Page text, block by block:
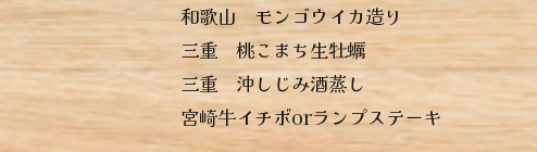
︎和歌山 モンゴウイカ造り
︎三重 桃こまち生牡蠣
︎三重 沖しじみ酒蒸し
︎宮崎牛イチボorランプステーキ